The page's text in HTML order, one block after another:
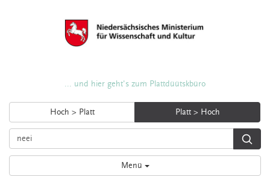
... und hier geht's zum Plattdüütskbüro
Hoch > Platt Platt > Hoch
Menü